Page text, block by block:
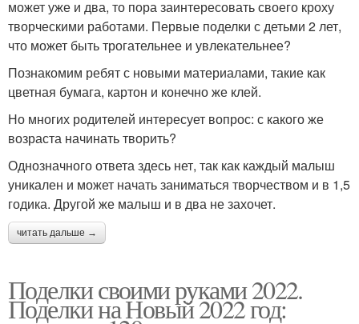
может уже и два, то пора заинтересовать своего кроху
творческими работами. Первые поделки с детьми 2 лет,
что может быть трогательнее и увлекательнее?
Познакомим ребят с новыми материалами, такие как
цветная бумага, картон и конечно же клей.
Но многих родителей интересует вопрос: с какого же
возраста начинать творить?
Однозначного ответа здесь нет, так как каждый малыш
уникален и может начать заниматься творчеством и в 1,5
годика. Другой же малыш и в два не захочет.
читать дальше →
Поделки своими руками 2022.
Поделки на Новый 2022 год: